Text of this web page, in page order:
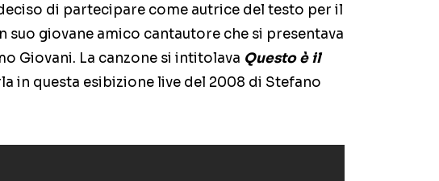
di partecipare come autrice del testo per il
suo giovane amico cantautore che si presentava
Giovani. La canzone si intitolava Questo è il
in questa esibizione live del 2008 di Stefano